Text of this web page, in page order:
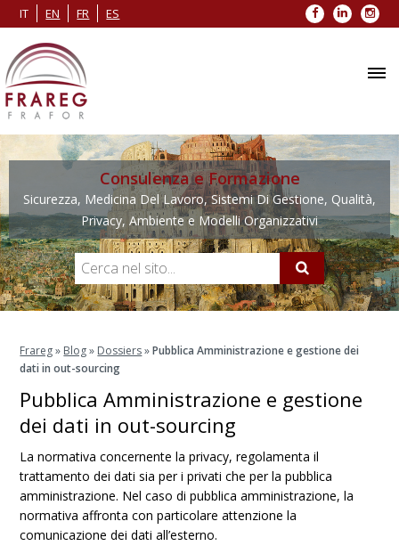
IT EN FR ES Facebook
LinkedIn
Consulenza e Formazione
Sicurezza, Medicina Del Lavoro, Sistemi Di Gestione, Qualità,
Privacy, Ambiente e Modelli Organizzativi
Frareg» Blog» Dossiers»Pubblica Amministrazione e gestione dei
dati in out-sourcing
Pubblica Amministrazione e gestione
dei dati in out-sourcing
La normativa concernente la privacy, regolamenta il
trattamento dei dati sia per i privati che per la pubblica
amministrazione. Nel caso di pubblica amministrazione, la
normativa affronta con particolare attenzione la
comunicazione dei dati all’esterno.